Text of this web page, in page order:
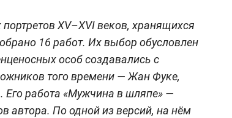
XV–XVI веков, хранящихся
16 работ. Их выбор обусловлен
особ создавались с
того времени — Жан Фуке,
Его работа «Мужчина в шляпе» —
автора. По одной из версий, на нём